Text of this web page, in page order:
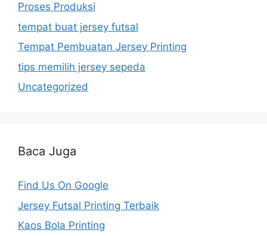
Proses Produksi
tempat buat jersey futsal
Tempat Pembuatan Jersey Printing
tips memilih jersey sepeda
Uncategorized
Baca Juga
Find Us On Google
Jersey Futsal Printing Terbaik
Kaos Bola Printing